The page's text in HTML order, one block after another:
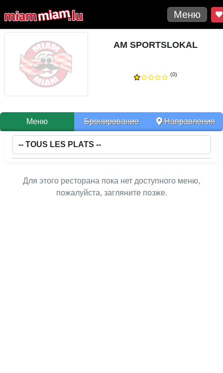
Меню
AM SPORTSLOKAL
(0)
Меню Бронирование Направления
Для этого ресторана пока нет доступного меню,
пожалуйста, загляните позже.